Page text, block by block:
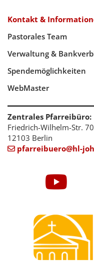
Kontakt &
Pastorales Team
Verwaltung &
Spendemöglichkeiten
WebMaster
Zentrales Pfarreibüro:
Friedrich-Wilhelm-Str.
12103 Berlin
 pfarreibuero@hl-